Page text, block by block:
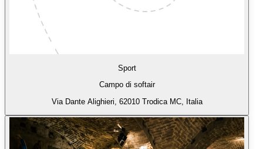
Sport
Campo di softair
Via Dante Alighieri, 62010 Trodica MC, Italia